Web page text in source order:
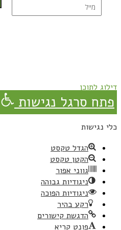
דילוג לתוכן
פתח סרגל נגישות
כלי נגישות
הגדל טקסט
הקטן טקסט
גווני אפור
ניגודיות גבוהה
ניגודיות הפוכה
רקע בהיר
הדגשת קישורים
פונט קריא